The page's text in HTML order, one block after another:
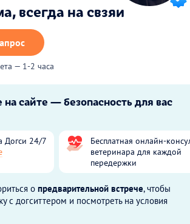
всегда на свзяи
— 1-2 часа
сайте — безопасность для вас
Догси 24/7
Бесплатная онлайн-
ветеринара для каждой
передержки
о предварительной встрече, чтобы
с догситтером и посмотреть на условия